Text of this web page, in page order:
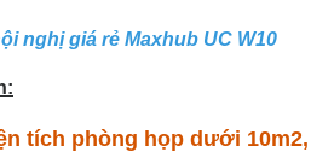
nghị giá rẻ Maxhub UC W10
tích phòng họp dưới 10m2,